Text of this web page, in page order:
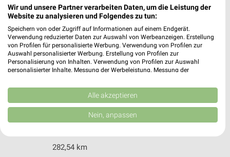
Enders Wunsiedel
Karl-Sand-Straße 1
95632 Wunsiedel
Heute geschlossen
292,47 km • Angebote: 1 Prospekt
❯
nahkauf Kirchenlamitz
Weissenstädter Strasse 79
95158 Kirchenlamitz
282,54 km
Wir und unsere Partner verarbeiten Daten, um die Leistung der
Website zu analysieren und Folgendes zu tun:
Speichern von oder Zugriff auf Informationen auf einem Endgerät.
Verwendung reduzierter Daten zur Auswahl von Werbeanzeigen. Erstellung
von Profilen für personalisierte Werbung. Verwendung von Profilen zur
Auswahl personalisierter Werbung. Erstellung von Profilen zur
Personalisierung von Inhalten. Verwendung von Profilen zur Auswahl
personalisierter Inhalte. Messung der Werbeleistung. Messung der
Kombinationen von Daten aus verschiedenen Quellen. Entwicklung und
Verbesserung der Angebote. Verwendung reduzierter Daten zur Auswahl
von Inhalten.
Daten können außerhalb der Europäischen Union weitergegeben und in die
Website/App.
Partnerliste anzeigen (1 IAB-Anbieter)
Alle akzeptieren
Nein, anpassen